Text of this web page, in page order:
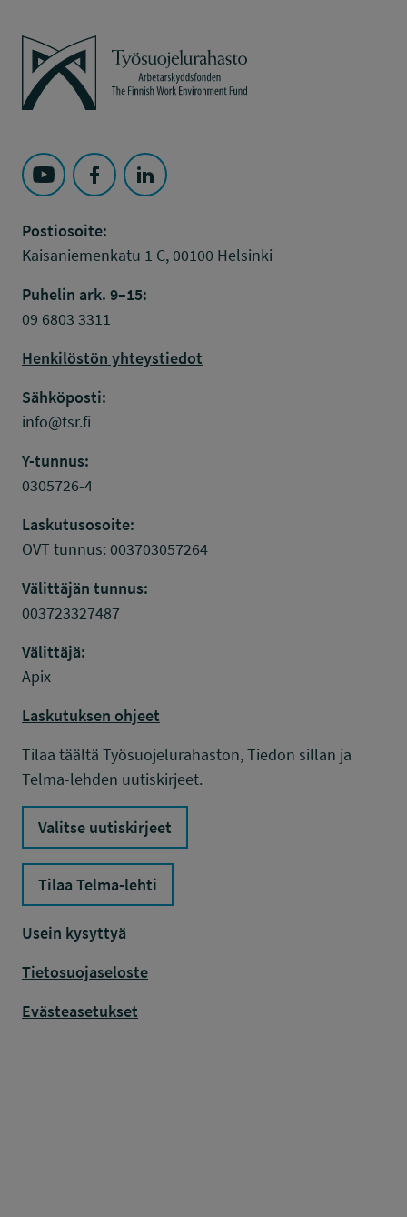
Työsuojelurahasto
Seuraa Työsuojelurahasto kohteessa: YouTube
Seuraa Työsuojelurahasto kohteessa:
Seuraa Työsuojelurahasto kohteessa:
Postiosoite:
Kaisaniemenkatu 1 C, 00100 Helsinki
Puhelin ark. 9–15:
09 6803 3311
Henkilöstön yhteystiedot
Sähköposti:
info@tsr.fi
Y-tunnus:
0305726-4
Laskutusosoite:
OVT tunnus: 003703057264
Välittäjän tunnus:
003723327487
Välittäjä:
Apix
Laskutuksen ohjeet
Tilaa täältä Työsuojelurahaston, Tiedon sillan ja
Telma-lehden uutiskirjeet.
Valitse uutiskirjeet
Tilaa Telma-lehti
Usein kysyttyä
Tietosuojaseloste
Evästeasetukset